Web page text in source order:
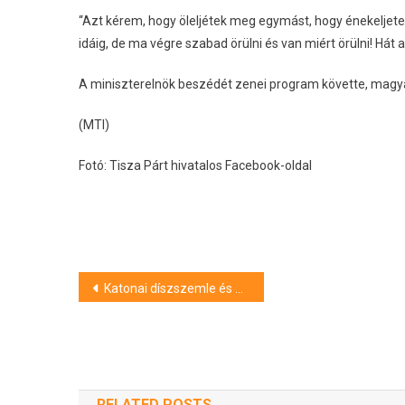
“Azt kérem, hogy öleljétek meg egymást, hogy
idáig, de ma végre szabad örülni és van miért örülni! Hát
A miniszterelnök beszédét zenei program követte,
(MTI)
Fotó: Tisza Párt hivatalos Facebook-oldal
Bejegyzés
Katonai díszszemle és ünnepélyes zászlófelvonás a Kossuth Lajos téren